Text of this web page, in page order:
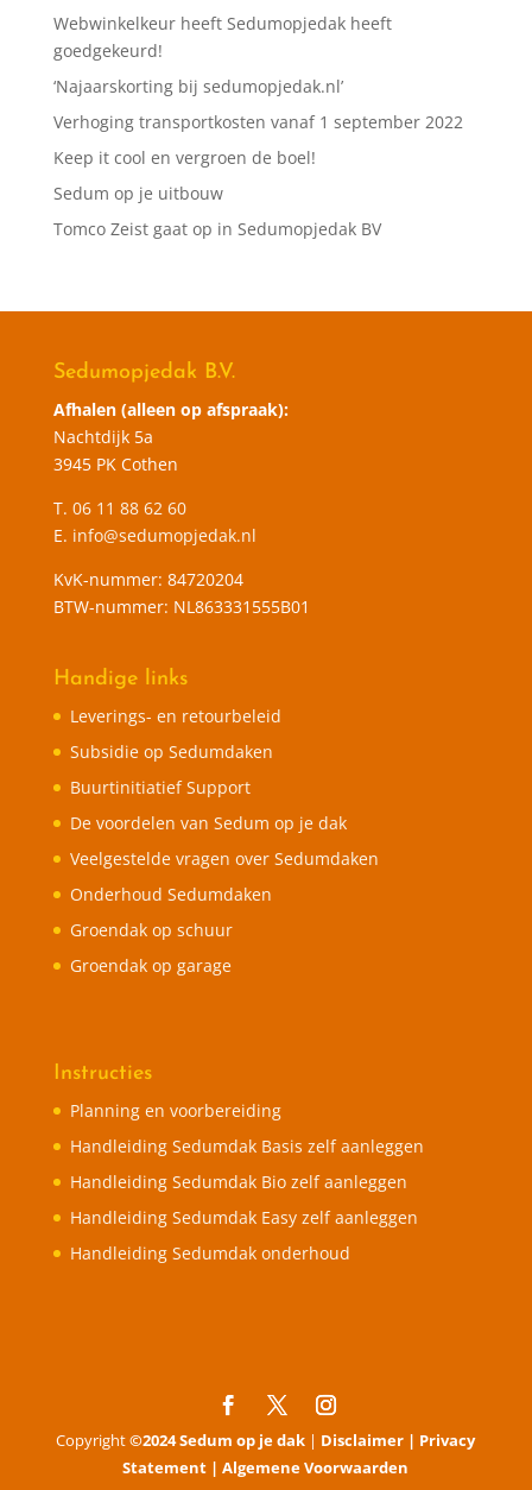
Webwinkelkeur heeft Sedumopjedak heeft
goedgekeurd!
‘Najaarskorting bij sedumopjedak.nl’
Verhoging transportkosten vanaf 1 september 2022
Keep it cool en vergroen de boel!
Sedum op je uitbouw
Tomco Zeist gaat op in Sedumopjedak BV
Sedumopjedak B.V.
Afhalen (alleen op afspraak):
Nachtdijk 5a
3945 PK Cothen
T. 06 11 88 62 60
E. info@sedumopjedak.nl
KvK-nummer: 84720204
BTW-nummer: NL863331555B01
Handige links
Leverings- en retourbeleid
Subsidie op Sedumdaken
Buurtinitiatief Support
De voordelen van Sedum op je dak
Veelgestelde vragen over Sedumdaken
Onderhoud Sedumdaken
Groendak op schuur
Groendak op garage
Instructies
Planning en voorbereiding
Handleiding Sedumdak Basis zelf aanleggen
Handleiding Sedumdak Bio zelf aanleggen
Handleiding Sedumdak Easy zelf aanleggen
Handleiding Sedumdak onderhoud
Copyright©2024 Sedum op je dak | Disclaimer | Privacy
Statement |Algemene Voorwaarden